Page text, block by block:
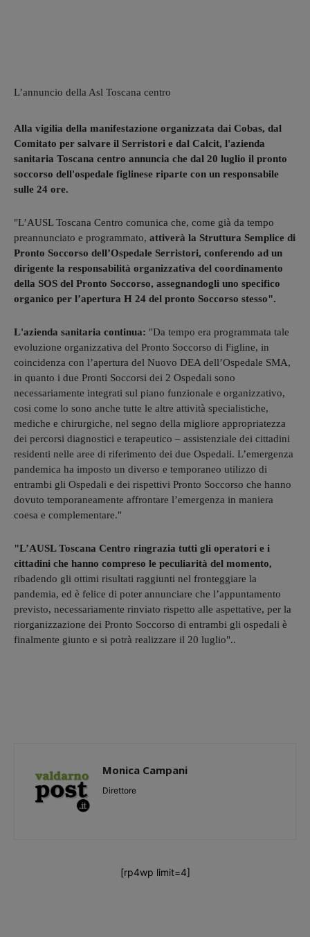
L’annuncio della Asl Toscana centro
Alla vigilia della manifestazione organizzata dai Cobas, dal
Comitato per salvare il Serristori e dal Calcit, l'azienda
sanitaria Toscana centro annuncia che dal 20 luglio il pronto
soccorso dell'ospedale figlinese riparte con un responsabile
sulle 24 ore.
"L’AUSL Toscana Centro comunica che, come già da tempo
preannunciato e programmato, attiverà la Struttura Semplice di
Pronto Soccorso dell’Ospedale Serristori, conferendo ad un
dirigente la responsabilità organizzativa del coordinamento
della SOS del Pronto Soccorso, assegnandogli uno specifico
organico per l’apertura H 24 del pronto Soccorso stesso".
L'azienda sanitaria continua: "Da tempo era programmata tale
evoluzione organizzativa del Pronto Soccorso di Figline, in
coincidenza con l’apertura del Nuovo DEA dell’Ospedale SMA,
in quanto i due Pronti Soccorsi dei 2 Ospedali sono
necessariamente integrati sul piano funzionale e organizzativo,
cosi come lo sono anche tutte le altre attività specialistiche,
mediche e chirurgiche, nel segno della migliore appropriatezza
dei percorsi diagnostici e terapeutico – assistenziale dei cittadini
residenti nelle aree di riferimento dei due Ospedali. L’emergenza
pandemica ha imposto un diverso e temporaneo utilizzo di
entrambi gli Ospedali e dei rispettivi Pronto Soccorso che hanno
dovuto temporaneamente affrontare l’emergenza in maniera
coesa e complementare."
"L’AUSL Toscana Centro ringrazia tutti gli operatori e i
cittadini che hanno compreso le peculiarità del momento,
ribadendo gli ottimi risultati raggiunti nel fronteggiare la
pandemia, ed è felice di poter annunciare che l’appuntamento
previsto, necessariamente rinviato rispetto alle aspettative, per la
riorganizzazione dei Pronto Soccorso di entrambi gli ospedali è
finalmente giunto e si potrà realizzare il 20 luglio"..
Monica Campani
Direttore
[rp4wp limit=4]